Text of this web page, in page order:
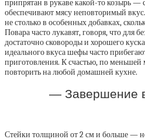
припрятан в рукаве какой-то козырь —
обеспечивают мясу неповторимый
не столько в особенных добавках,
Повара часто лукавят, говоря, что для
достаточно сковороды и хорошего
идеального вкуса шефы часто
приготовления. К счастью, по меньшей
повторить на любой домашней кухне.
— Завершение
Стейки толщиной от 2 см и больше —